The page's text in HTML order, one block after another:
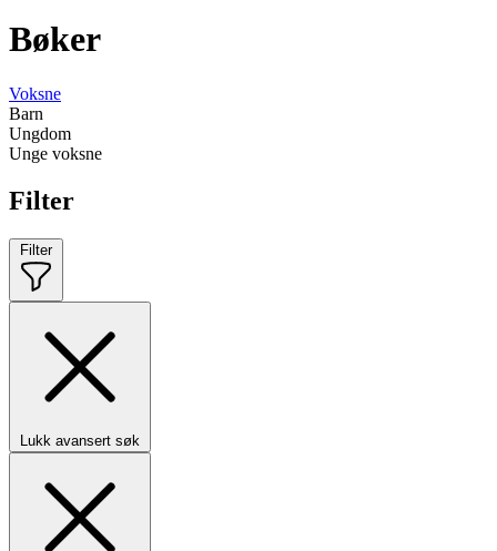
Bøker
Voksne
Barn
Ungdom
Unge voksne
Filter
Filter
Lukk avansert søk